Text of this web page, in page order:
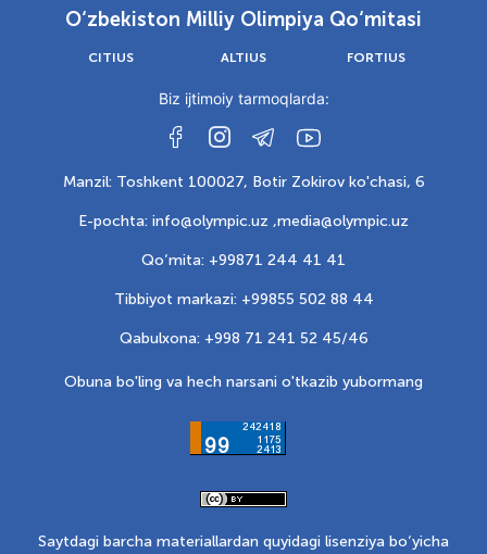
O‘zbekiston Milliy Olimpiya Qo‘mitasi
CITIUS ALTIUS FORTIUS
Biz ijtimoiy tarmoqlarda:
Manzil: Toshkent 100027, Botir Zokirov ko'chasi, 6
E-pochta: info@olympic.uz ,media@olympic.uz
Qo‘mita: +99871 244 41 41
Tibbiyot markazi: +99855 502 88 44
Qabulxona: +998 71 241 52 45/46
Obuna bo'ling va hech narsani o'tkazib yubormang
Saytdagi barcha materiallardan quyidagi lisenziya bo‘yicha